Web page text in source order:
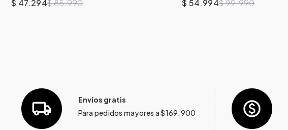
$ 47.294$ 85.990 $ 54.994$ 99.990
Envíos gratis
Para pedidos mayores a $169.900